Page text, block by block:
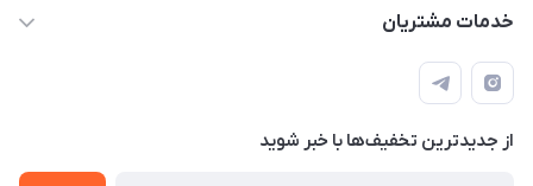
طبقه همکف واحد 131
مجله فروشگاه
درباره ما
تماس با ما
خدمات مشتریان
قوانین و مقررات
حریم خصوصی
راهنما
از جدید‌ترین تخفیف‌ها با‌ خبر شوید